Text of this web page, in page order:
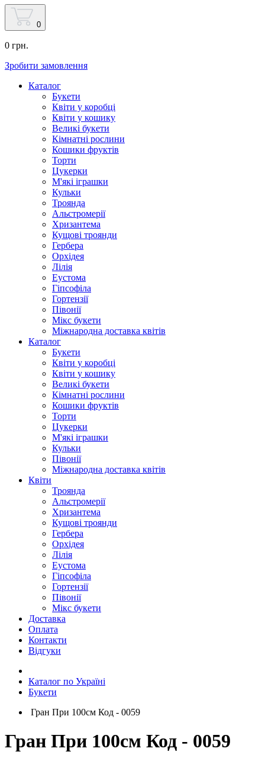
0
0 грн.
Зробити замовлення
Каталог
Букети
Квіти у коробці
Квіти у кошику
Великі букети
Кімнатні рослини
Кошики фруктів
Торти
Цукерки
М'які іграшки
Кульки
Троянда
Альстромерії
Хризантема
Кущові троянди
Гербера
Орхідея
Лілія
Еустома
Гіпсофіла
Гортензії
Півонії
Мікс букети
Міжнародна доставка квітів
Каталог
Букети
Квіти у коробці
Квіти у кошику
Великі букети
Кімнатні рослини
Кошики фруктів
Торти
Цукерки
М'які іграшки
Кульки
Півонії
Міжнародна доставка квітів
Квіти
Троянда
Альстромерії
Хризантема
Кущові троянди
Гербера
Орхідея
Лілія
Еустома
Гіпсофіла
Гортензії
Півонії
Мікс букети
Доставка
Оплата
Контакти
Відгуки
Каталог по Україні
Букети
Гран При 100см Код - 0059
Гран При 100см Код - 0059